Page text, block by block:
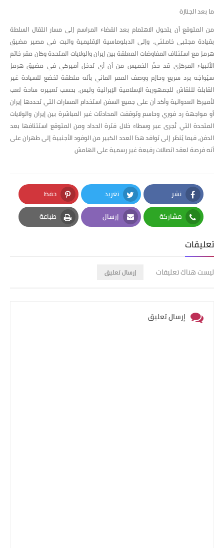
ما بعد الجنازة
من المتوقع أن يتحول الاهتمام بعد انقضاء المراسم إلى مسار انتقال السلطة
بقيادة مجتبى خامنئي، وإلى الدبلوماسية الإقليمية والبت في مصير مضيق
هرمز مع استئناف المفاوضات المعلقة بين إيران والولايات المتحدة وكان مقر خاتم
الأنبياء المركزي قد حذّر الخميس من أن أي تدخل أميركي في مضيق هرمز
سيُواجَه برد سريع وحازم ووصف الممر المائي بأنه منطقة تخضع للسيادة غير
القابلة للنقاش للجمهورية الإسلامية الإيرانية وليس، بحسب تعبيره ساحة لعب
لأميركا العدوانية وأكد أن على جميع السفن استخدام المسارات التي تحددها إيران
أو مواجهة رد فوري وحاسم وتوقفت المحادثات غير المباشرة بين إيران والولايات
المتحدة التي تُجرى عبر وسطاء خلال فترة الحداد ومن المتوقع استئنافها بعد
الدفن، فيما يُنظر إلى توافد هذا العدد الكبير من الوفود الأجنبية إلى طهران على
أنه فرصة لعقد اتصالات رفيعة غير رسمية على الهامش
نشر
Facebook
تغريد
Twitter
حفظ
Pinterest
مشاركة
Whatsapp
إرسال
Email
طباعة
Print
تعليقات
ليست هناك تعليقات إرسال تعليق
إرسال تعليق